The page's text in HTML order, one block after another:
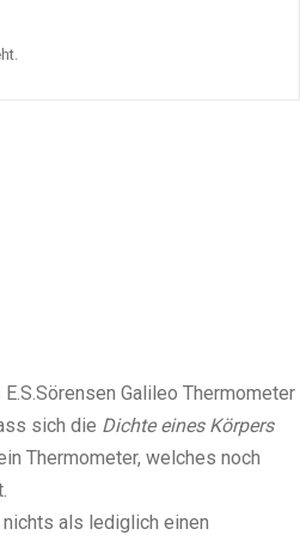
Galileo Thermometer
sich die Dichte eines Körpers
Thermometer, welches noch
nichts als lediglich einen